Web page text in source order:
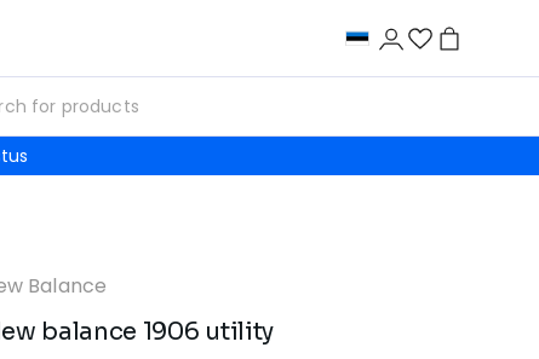
Balance
balance 1906 utility